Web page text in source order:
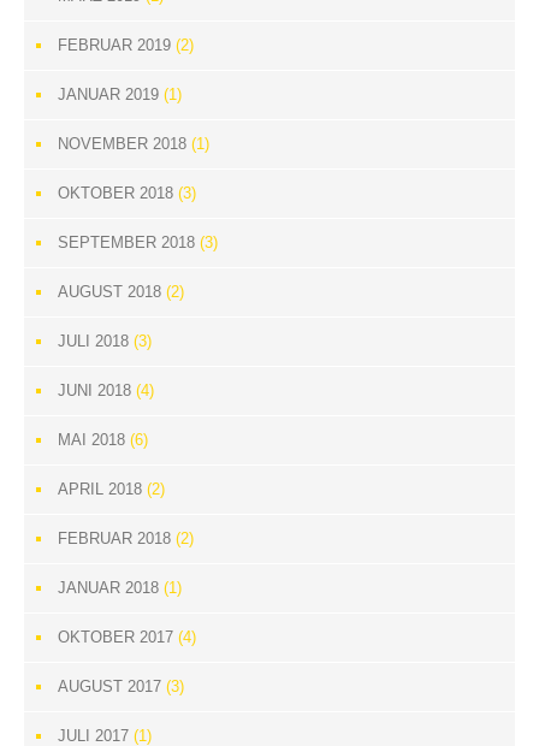
FEBRUAR 2019 (2)
JANUAR 2019 (1)
NOVEMBER 2018 (1)
OKTOBER 2018 (3)
SEPTEMBER 2018 (3)
AUGUST 2018 (2)
JULI 2018 (3)
JUNI 2018 (4)
MAI 2018 (6)
APRIL 2018 (2)
FEBRUAR 2018 (2)
JANUAR 2018 (1)
OKTOBER 2017 (4)
AUGUST 2017 (3)
JULI 2017 (1)